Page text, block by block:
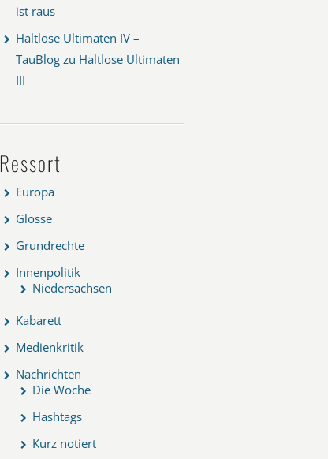
ist raus
Haltlose Ultimaten IV –
TauBlog zu Haltlose Ultimaten
III
Ressort
Europa
Glosse
Grundrechte
Innenpolitik
Niedersachsen
Kabarett
Medienkritik
Nachrichten
Die Woche
Hashtags
Kurz notiert